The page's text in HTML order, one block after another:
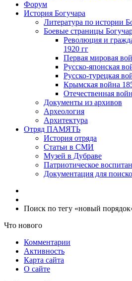
Форум
История Богучара
Литература по истории
Боевые страницы
Революция и
1920 гг
Первая мировая
Русско-японская
Русско-турецкая
Крымская война
Отечественная
Документы из архивов
Археология
Архитектура
Отряд ПАМЯТЬ
История отряда
Статьи в СМИ
Музей в Дубраве
Патриотическое
Документация для
Поиск по тегу «новый
Что нового
Комментарии
Активность
Карта сайта
О сайте